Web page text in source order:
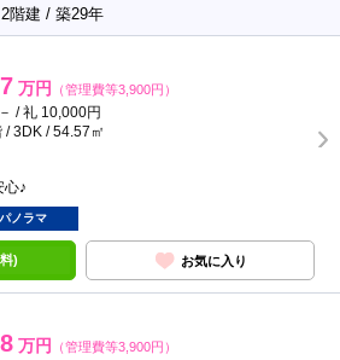
2階建 / 築29年
万円 （管理費等3,900円）
/ 礼 10,000円
/ 3DK / 54.57㎡
心♪
パノラマ
) お気に入り
万円 （管理費等3,900円）